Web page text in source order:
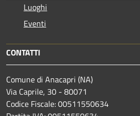
Luoghi
Eventi
CONTATTI
Comune di Anacapri (NA)
Via Caprile, 30 - 80071
Codice Fiscale: 00511550634